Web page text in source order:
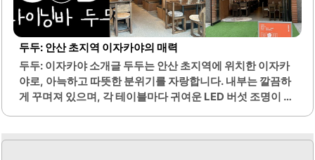
두두: 안산 초지역 이자카야의 매력
두두: 이자카야 소개글 두두는 안산 초지역에 위치한 이자카
야로, 아늑하고 따뜻한 분위기를 자랑합니다. 내부는 깔끔하
게 꾸며져 있으며, 각 테이블마다 귀여운 LED 버섯 조명이 배
있는 환경을 제공합니다.다양한 안주 메뉴가 준비되어 있어,